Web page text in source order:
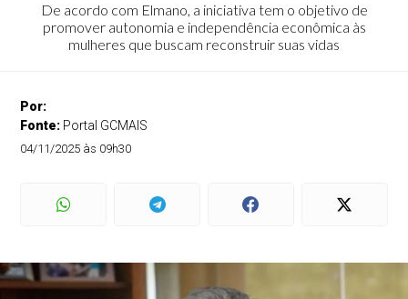
De acordo com Elmano, a iniciativa tem o objetivo de
promover autonomia e independência econômica às
mulheres que buscam reconstruir suas vidas
Por:
Fonte: Portal GCMAIS
04/11/2025 às 09h30